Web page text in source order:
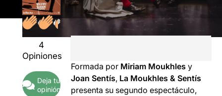
4
Opiniones
Deja tu
opinión
Formada por Miriam Moukhlesy
Joan Sentís, La Moukhles & Sentís
presenta su segundo espectáculo,